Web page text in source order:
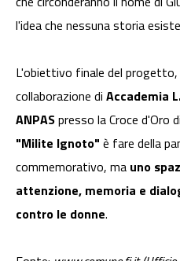
l'idea che nessuna storia
L'obiettivo finale del
collaborazione di Accademia
ANPASpresso la Croce d'Oro
"Milite Ignoto" è fare della
commemorativo, ma uno
attenzione, memoria e
contro le donne.